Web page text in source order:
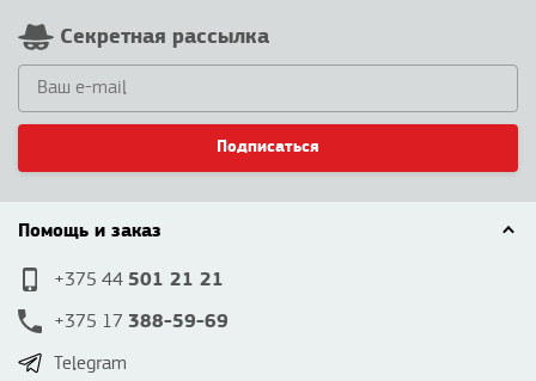
Секретная рассылка
Подписаться
Помощь и заказ
+375 44 501 21 21
+375 17 388-59-69
Telegram